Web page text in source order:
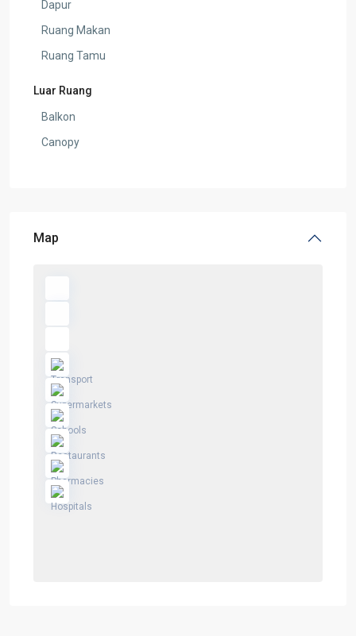
Dapur
Ruang Makan
Ruang Tamu
Luar Ruang
Balkon
Canopy
Map